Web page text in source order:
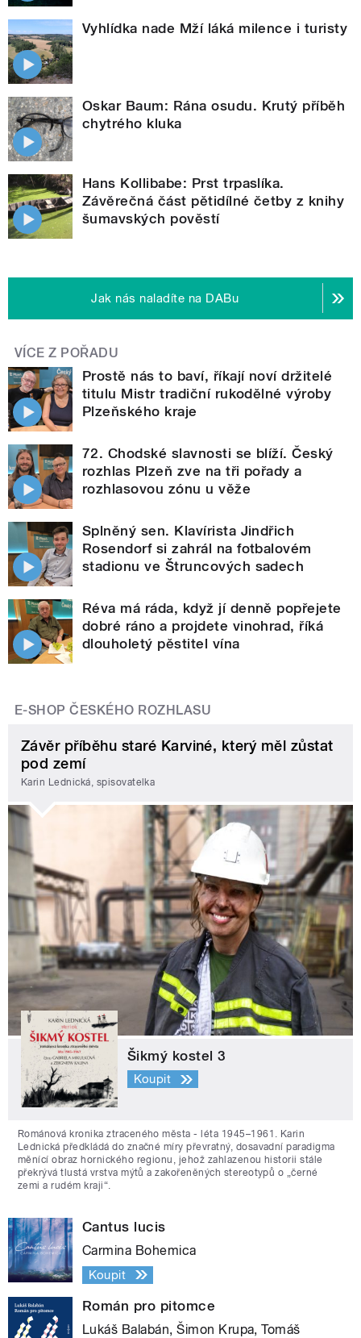
Vyhlídka nade Mží láká milence i turisty
Oskar Baum: Rána osudu. Krutý příběh
chytrého kluka
Hans Kollibabe: Prst trpaslíka.
Závěrečná část pětidílné četby z knihy
šumavských pověstí
Jak nás naladíte na DABu
VÍCE Z POŘADU
Prostě nás to baví, říkají noví držitelé
titulu Mistr tradiční rukodělné výroby
Plzeňského kraje
72. Chodské slavnosti se blíží. Český
rozhlas Plzeň zve na tři pořady a
rozhlasovou zónu u věže
Splněný sen. Klavírista Jindřich
Rosendorf si zahrál na fotbalovém
stadionu ve Štruncových sadech
Réva má ráda, když jí denně popřejete
dobré ráno a projdete vinohrad, říká
dlouholetý pěstitel vína
E-SHOP ČESKÉHO ROZHLASU
Závěr příběhu staré Karviné, který měl zůstat
pod zemí
Karin Lednická, spisovatelka
Šikmý kostel 3
Koupit
Románová kronika ztraceného města - léta 1945–1961. Karin
Lednická předkládá do značné míry převratný, dosavadní paradigma
měnící obraz hornického regionu, jehož zahlazenou historii stále
překrývá tlustá vrstva mýtů a zakořeněných stereotypů o „černé
zemi a rudém kraji“.
Cantus lucis
Carmina Bohemica
Koupit
Román pro pitomce
Lukáš Balabán, Šimon Krupa, Tomáš